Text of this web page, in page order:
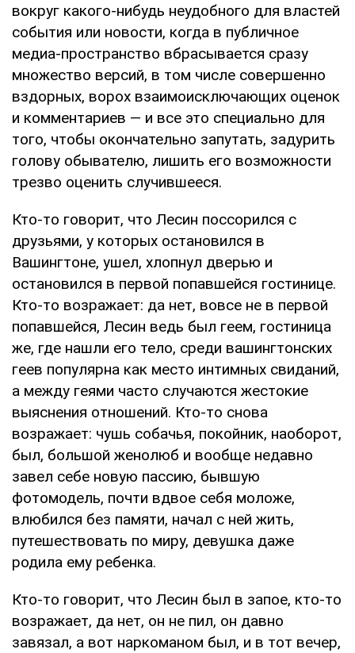
вокруг какого-нибудь неудобного для властей
события или новости, когда в публичное
медиа-пространство вбрасывается сразу
множество версий, в том числе совершенно
вздорных, ворох взаимоисключающих оценок
и комментариев — и все это специально для
того, чтобы окончательно запутать, задурить
голову обывателю, лишить его возможности
трезво оценить случившееся.
Кто-то говорит, что Лесин поссорился с
друзьями, у которых остановился в
Вашингтоне, ушел, хлопнул дверью и
остановился в первой попавшейся гостинице.
Кто-то возражает: да нет, вовсе не в первой
попавшейся, Лесин ведь был геем, гостиница
же, где нашли его тело, среди вашингтонских
геев популярна как место интимных свиданий,
а между геями часто случаются жестокие
выяснения отношений. Кто-то снова
возражает: чушь собачья, покойник, наоборот,
был, большой женолюб и вообще недавно
завел себе новую пассию, бывшую
фотомодель, почти вдвое себя моложе,
влюбился без памяти, начал с ней жить,
путешествовать по миру, девушка даже
родила ему ребенка.
Кто-то говорит, что Лесин был в запое, кто-то
возражает, да нет, он не пил, он давно
завязал, а вот наркоманом был, и в тот вечер,